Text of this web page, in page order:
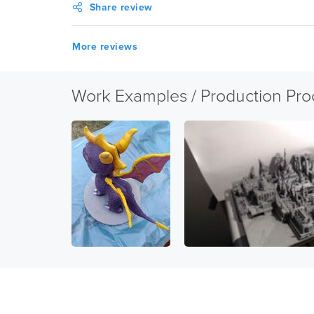
Share review
More reviews
Work Examples / Production